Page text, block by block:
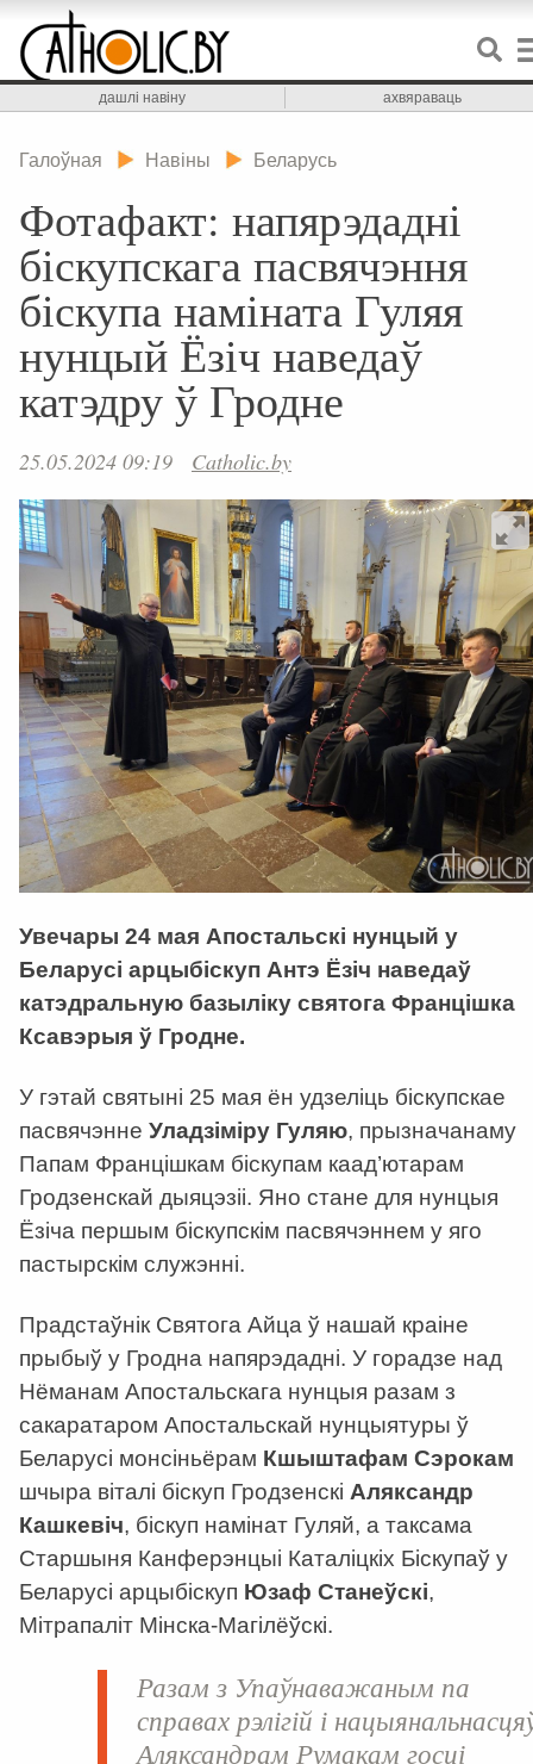
дашлі навіну ахвяраваць
Галоўная Навіны Беларусь
Фотафакт: напярэдадні
біскупскага пасвячэння
біскупа наміната Гуляя
нунцый Ёзіч наведаў
катэдру ў Гродне
25.05.2024 09:19 Catholic.by
Увечары 24 мая Апостальскі нунцый у
Беларусі арцыбіскуп Антэ Ёзіч наведаў
катэдральную базыліку святога Францішка
Ксавэрыя ў Гродне.
У гэтай святыні 25 мая ён удзеліць біскупскае
пасвячэнне Уладзіміру Гуляю, прызначанаму
Папам Францішкам біскупам каад’ютарам
Гродзенскай дыяцэзіі. Яно стане для нунцыя
Ёзіча першым біскупскім пасвячэннем у яго
пастырскім служэнні.
Прадстаўнік Святога Айца ў нашай краіне
прыбыў у Гродна напярэдадні. У горадзе над
Нёманам Апостальскага нунцыя разам з
сакаратаром Апостальскай нунцыятуры ў
Беларусі монсіньёрам Кшыштафам Сэрокам
шчыра віталі біскуп Гродзенскі Аляксандр
Кашкевіч, біскуп намінат Гуляй, а таксама
Старшыня Канферэнцыі Каталіцкіх Біскупаў у
Беларусі арцыбіскуп Юзаф Станеўскі,
Мітрапаліт Мінска-Магілёўскі.
Разам з Упаўнаважаным па
справах рэлігій і
Аляксандрам Румакам госці